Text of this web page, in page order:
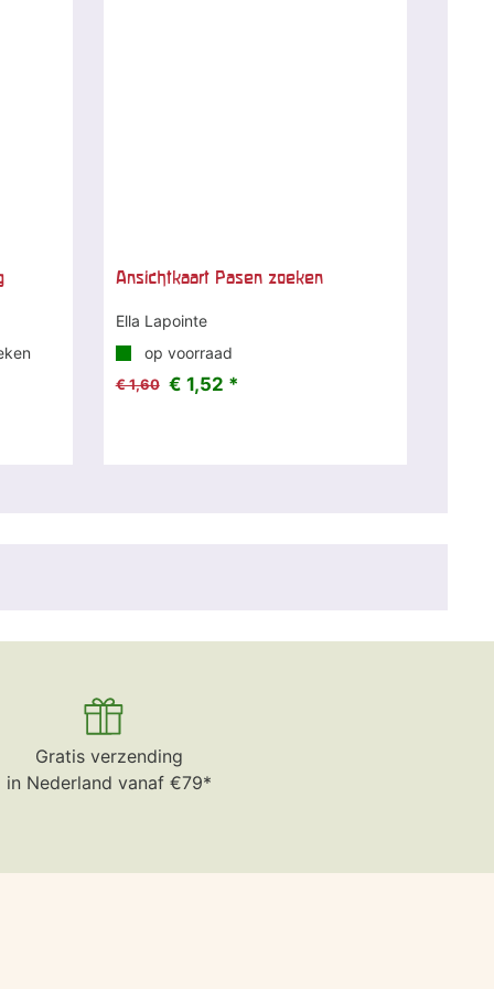
Ansichtkaart Pasen zoeken
Ella Lapointe
op voorraad
€ 1,60 € 1,52 *
Gratis verzending
in Nederland vanaf €79*